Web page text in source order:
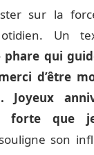
sur la
Un
phare qui
d’être
Joyeux
que je
son